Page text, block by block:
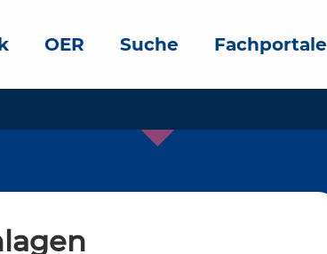
OER Suche Fachportale